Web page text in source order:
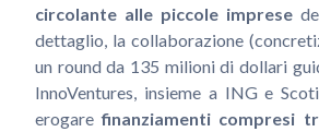
circolante alle piccole imprese
dettaglio, la collaborazione
un round da 135 milioni di dollari
InnoVentures, insieme a ING e
erogarefinanziamenti compresi